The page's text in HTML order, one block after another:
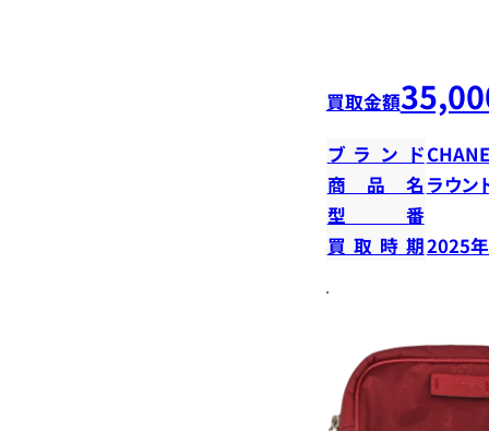
買取金額
ブランド
商品名 ラウン
型番
買取時期2025